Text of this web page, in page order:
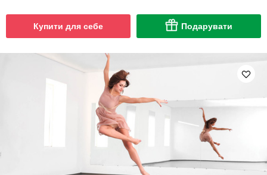
Купити для себе Подарувати